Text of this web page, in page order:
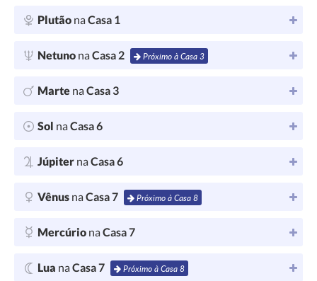
Plutão naCasa 1
Netuno naCasa 2 Próximo à Casa 3
Marte naCasa 3
Sol naCasa 6
Júpiter naCasa 6
Vênus naCasa 7 Próximo à Casa 8
Mercúrio naCasa 7
Lua naCasa 7 Próximo à Casa 8